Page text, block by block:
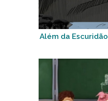
Além da Escuridão